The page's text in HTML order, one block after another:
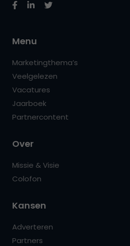
Menu
Marketingthema’s
Veelgelezen
Vacatures
Jaarboek
Partnercontent
Over
Missie & Visie
Colofon
Kansen
Adverteren
Partners